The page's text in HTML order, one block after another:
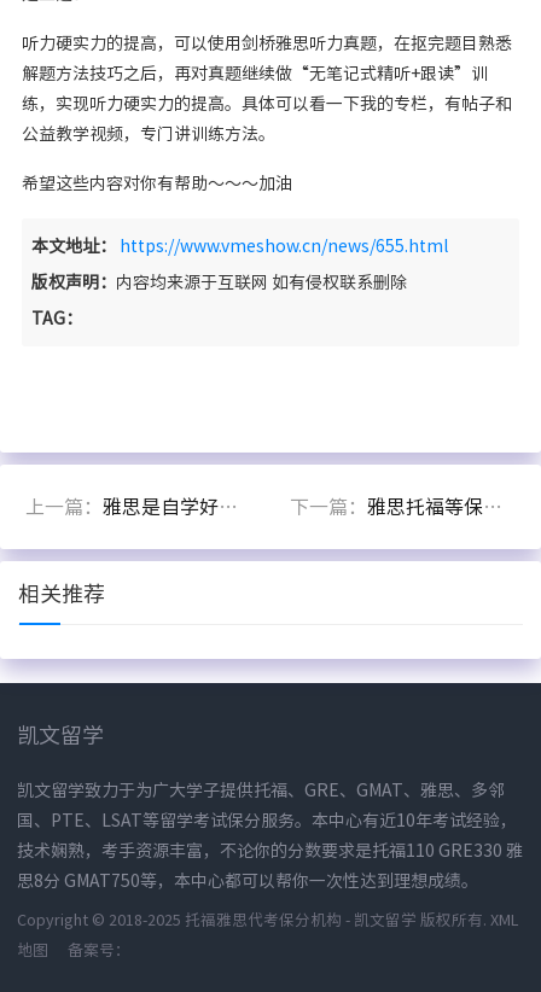
听力硬实力的提高，可以使用剑桥雅思听力真题，在抠完题目熟悉
解题方法技巧之后，再对真题继续做“无笔记式精听+跟读”训
练，实现听力硬实力的提高。具体可以看一下我的专栏，有帖子和
公益教学视频，专门讲训练方法。
希望这些内容对你有帮助～～～加油
本文地址： https://www.vmeshow.cn/news/655.html
版权声明： 内容均来源于互联网 如有侵权联系删除
TAG：
上一篇： 雅思是自学好还是报班？学渣三战雅思上7.5告诉你该怎么提分! 下一篇： 雅思托福等保分有哪些内幕？
相关推荐
凯文留学
凯文留学致力于为广大学子提供托福、GRE、GMAT、雅思、多邻
国、PTE、LSAT等留学考试保分服务。本中心有近10年考试经验，
技术娴熟，考手资源丰富，不论你的分数要求是托福110 GRE330 雅
思8分 GMAT750等，本中心都可以帮你一次性达到理想成绩。
Copyright © 2018-2025 托福雅思代考保分机构 - 凯文留学 版权所有. XML
地图
备案号：